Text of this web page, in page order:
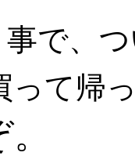
で、つ
って帰